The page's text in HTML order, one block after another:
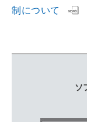
制について
ソ